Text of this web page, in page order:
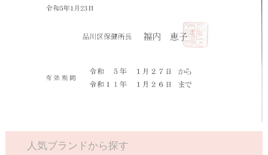
人気ブランドから探す